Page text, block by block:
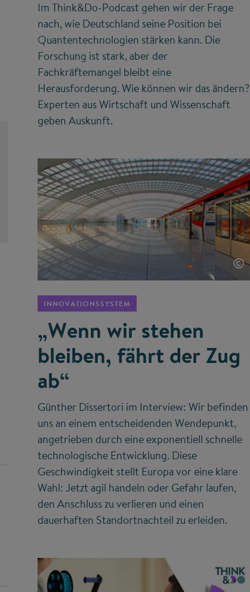
Im Think&Do-Podcast gehen wir der Frage
nach, wie Deutschland seine Position bei
Quantentechnologien stärken kann. Die
Forschung ist stark, aber der
Fachkräftemangel bleibt eine
Herausforderung. Wie können wir das ändern?
Experten aus Wirtschaft und Wissenschaft
geben Auskunft.
©
INNOVATIONSSYSTEM
„Wenn wir stehen
bleiben, fährt der Zug
ab“
Günther Dissertori im Interview: Wir befinden
uns an einem entscheidenden Wendepunkt,
angetrieben durch eine exponentiell schnelle
technologische Entwicklung. Diese
Geschwindigkeit stellt Europa vor eine klare
Wahl: Jetzt agil handeln oder Gefahr laufen,
den Anschluss zu verlieren und einen
dauerhaften Standortnachteil zu erleiden.